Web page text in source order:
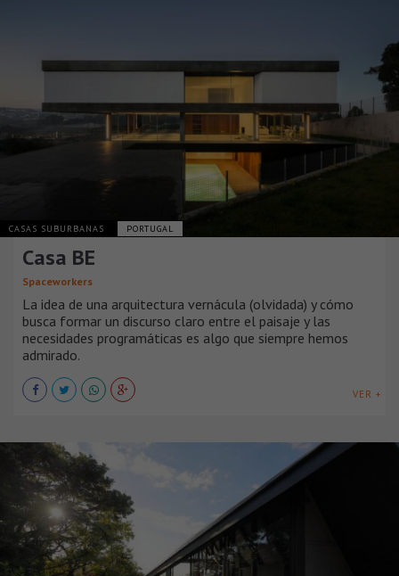
CASAS SUBURBANAS PORTUGAL
Casa BE
Spaceworkers
La idea de una arquitectura vernácula (olvidada) y cómo
busca formar un discurso claro entre el paisaje y las
necesidades programáticas es algo que siempre hemos
admirado.
VER +